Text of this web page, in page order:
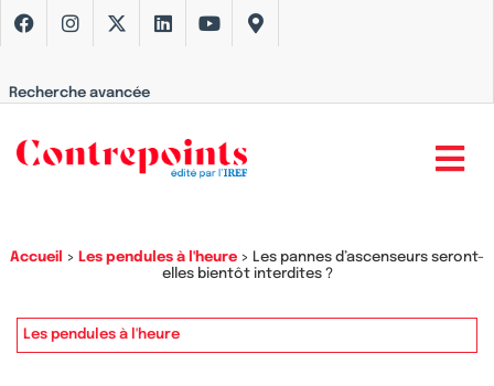
Recherche avancée
Accueil > Les pendules à l'heure > Les pannes d’ascenseurs seront-
elles bientôt interdites ?
Les pendules à l'heure